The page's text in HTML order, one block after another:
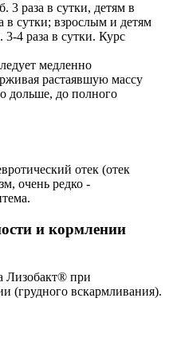
3 раза в сутки, детям в
в сутки; взрослым и детям
3-4 раза в сутки. Курс
медленно
растаявшую массу
дольше, до полного
отек (отек
очень редко -
и кормлении
Лизобакт® при
(грудного вскармливания).